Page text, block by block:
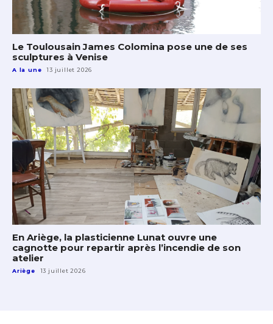
Le Toulousain James Colomina pose une de ses
sculptures à Venise
A la une 13 juillet 2026
En Ariège, la plasticienne Lunat ouvre une
cagnotte pour repartir après l’incendie de son
atelier
Ariège 13 juillet 2026